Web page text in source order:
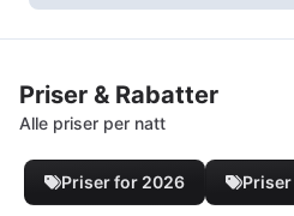
Priser & Rabatter
Alle priser per natt
Priser for 2026